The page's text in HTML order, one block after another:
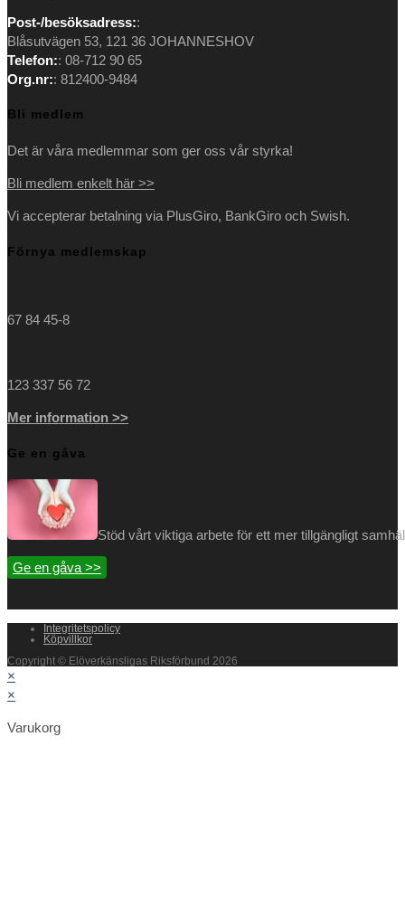
Post-/besöksadress::
Blåsutvägen 53, 121 36 JOHANNESHOV
Telefon:: 08-712 90 65
Org.nr:: 812400-9484
Bli medlem
Det är våra medlemmar som ger oss vår styrka!
Bli medlem enkelt här >>
Vi accepterar betalning via PlusGiro, BankGiro och Swish.
Förnya medlemskap
67 84 45-8
123 337 56 72
Mer information >>
Ge en gåva
Stöd vårt viktiga arbete för ett mer tillgängligt
Ge en gåva >>
Integritetspolicy
Köpvillkor
Copyright © Elöverkänsligas Riksförbund 2026
×
×
Varukorg